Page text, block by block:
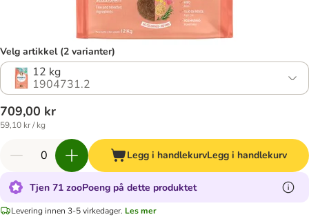
Velg artikkel (2 varianter)
12 kg
1904731.2
709,00 kr
59,10 kr / kg
Legg i handlekurvLegg i handlekurv
Tjen 71 zooPoeng på dette produktet
Levering innen 3-5 virkedager. Les mer